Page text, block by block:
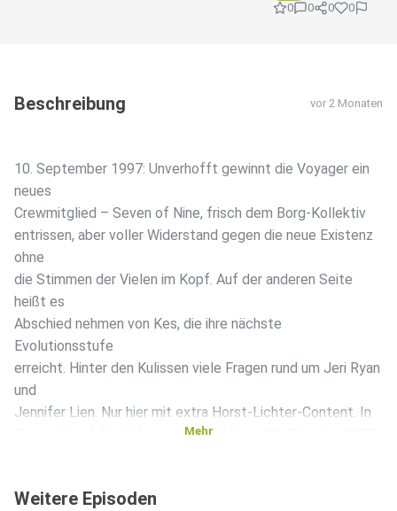
0
0 0 0
Beschreibung vor 2 Monaten
10. September 1997: Unverhofft gewinnt die Voyager ein
neues
Crewmitglied – Seven of Nine, frisch dem Borg-Kollektiv
entrissen, aber voller Widerstand gegen die neue Existenz
ohne
die Stimmen der Vielen im Kopf. Auf der anderen Seite
heißt es
Abschied nehmen von Kes, die ihre nächste
Evolutionsstufe
erreicht. Hinter den Kulissen viele Fragen rund um Jeri Ryan
und
Jennifer Lien. Nur hier mit extra Horst-Lichter-Content. In
Deutschland: Die Gabe, ausgestrahlt am 30. Oktober 1998.
Mehr
Weitere Episoden